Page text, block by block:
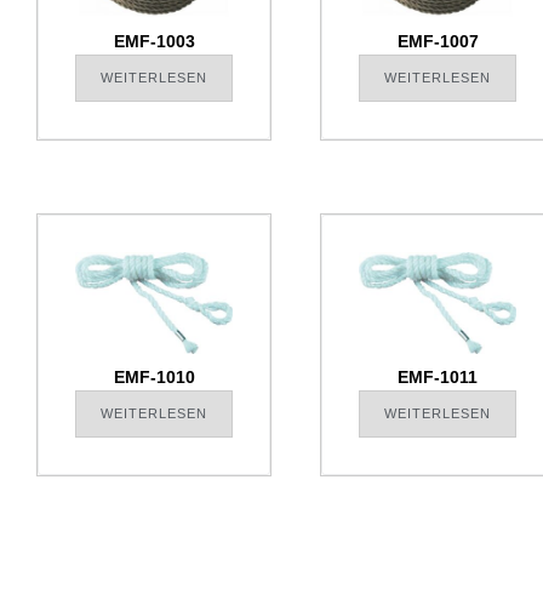
EMF-1003
WEITERLESEN
EMF-1007
WEITERLESEN
EMF-1010
WEITERLESEN
EMF-1011
WEITERLESEN